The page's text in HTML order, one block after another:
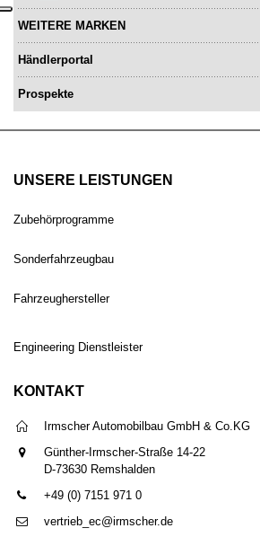
WEITERE MARKEN
Händlerportal
Prospekte
UNSERE LEISTUNGEN
Zubehörprogramme
Sonderfahrzeugbau
Fahrzeughersteller
Engineering Dienstleister
KONTAKT
Irmscher Automobilbau GmbH & Co.KG
Günther-Irmscher-Straße 14-22
D-73630 Remshalden
+49 (0) 7151 971 0
vertrieb_ec@irmscher.de